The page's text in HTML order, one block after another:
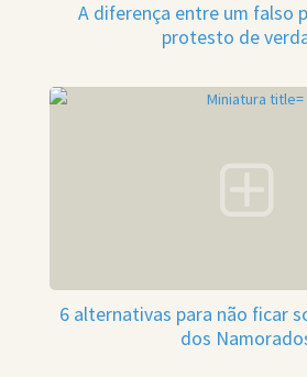
A diferença entre um falso
protesto de
6 alternativas para não ficar
dos